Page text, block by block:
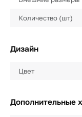
Количество (шт)
Дизайн
Цвет
Дополнительные